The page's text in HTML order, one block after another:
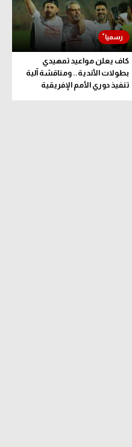
كاف يعلن مواعيد تمهيدي
بطولات الأندية.. ومناقشة آلية
تنفيذ دوري الأمم الإفريقية